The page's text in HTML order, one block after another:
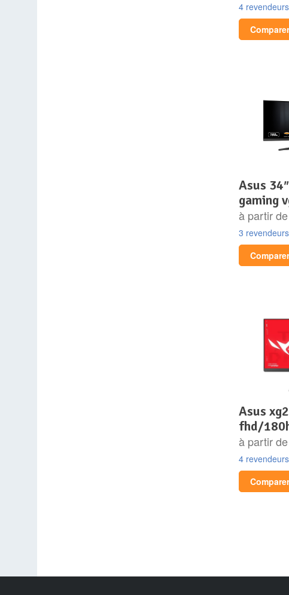
4 revendeurs
asus 34″ led – tuf
gaming
à partir
3 revendeurs
asus xg259cs 24.5
fhd/
à partir de
4 revendeurs